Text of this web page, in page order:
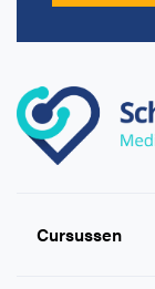
Cursussen